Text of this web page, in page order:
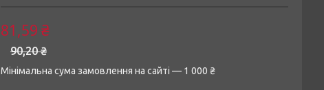
90,20 ₴
81,59 ₴
Мінімальна сума замовлення на сайті — 1 000 ₴